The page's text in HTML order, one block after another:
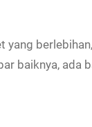
yang berlebihan,
baiknya, ada